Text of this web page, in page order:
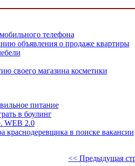
телефона
объявления о продаже квартиры
своего магазина косметики
питание
в боулинг
WEB 2.0
краснодеревщика в поиске вакансии
<< Предыдущая